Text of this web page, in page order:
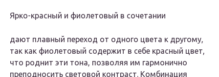
Ярко-красный и фиолетовый в сочетании
дают плавный переход от одного цвета к другому,
так как фиолетовый содержит в себе красный цвет,
что роднит эти тона, позволяя им гармонично
преподносить световой контраст. Комбинация